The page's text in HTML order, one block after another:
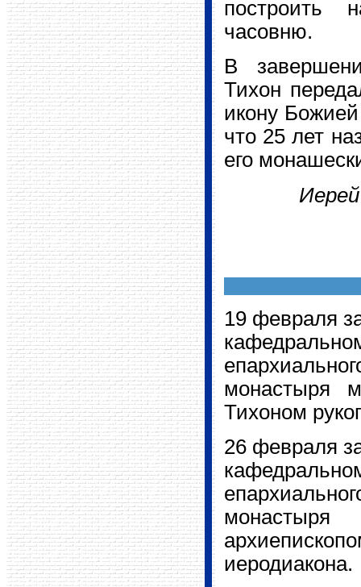
построить
часовню.
В
Тихон
икону
что 25 лет
его
19 февраля
монастыря
Тихоном
26 февраля
иеродиакона.